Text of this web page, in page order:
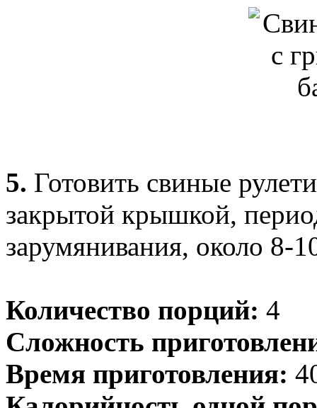
5. Готовить свиные
закрытой крышкой,
зарумянивания, около 8-
Количество порций: 4
Сложность
Время приготовления: